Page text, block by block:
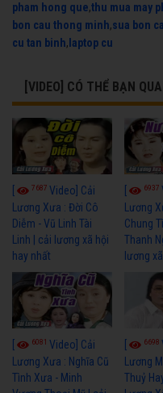
pham hong que,thu mua may
bon cau thong minh,sua bon
cu tan binh, laptop cu
[VIDEO] CÓ THỂ BẠN
7687 Video] Cải
Lương Xưa : Đời Cô
Diễm - Vũ Linh Tài
Linh | cải lương xã hội
hay nhất
6937
Lương
Chung
Thanh
lương
6081 Video] Cải
Lương Xưa : Nghĩa Cũ
Tình Xưa - Minh
6698
Lương
Thuỷ